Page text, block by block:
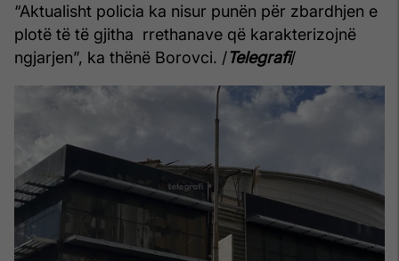
“Aktualisht policia ka nisur punën për zbardhjen e
plotë të të gjitha rrethanave që karakterizojnë
ngjarjen”, ka thënë Borovci. /Telegrafi/